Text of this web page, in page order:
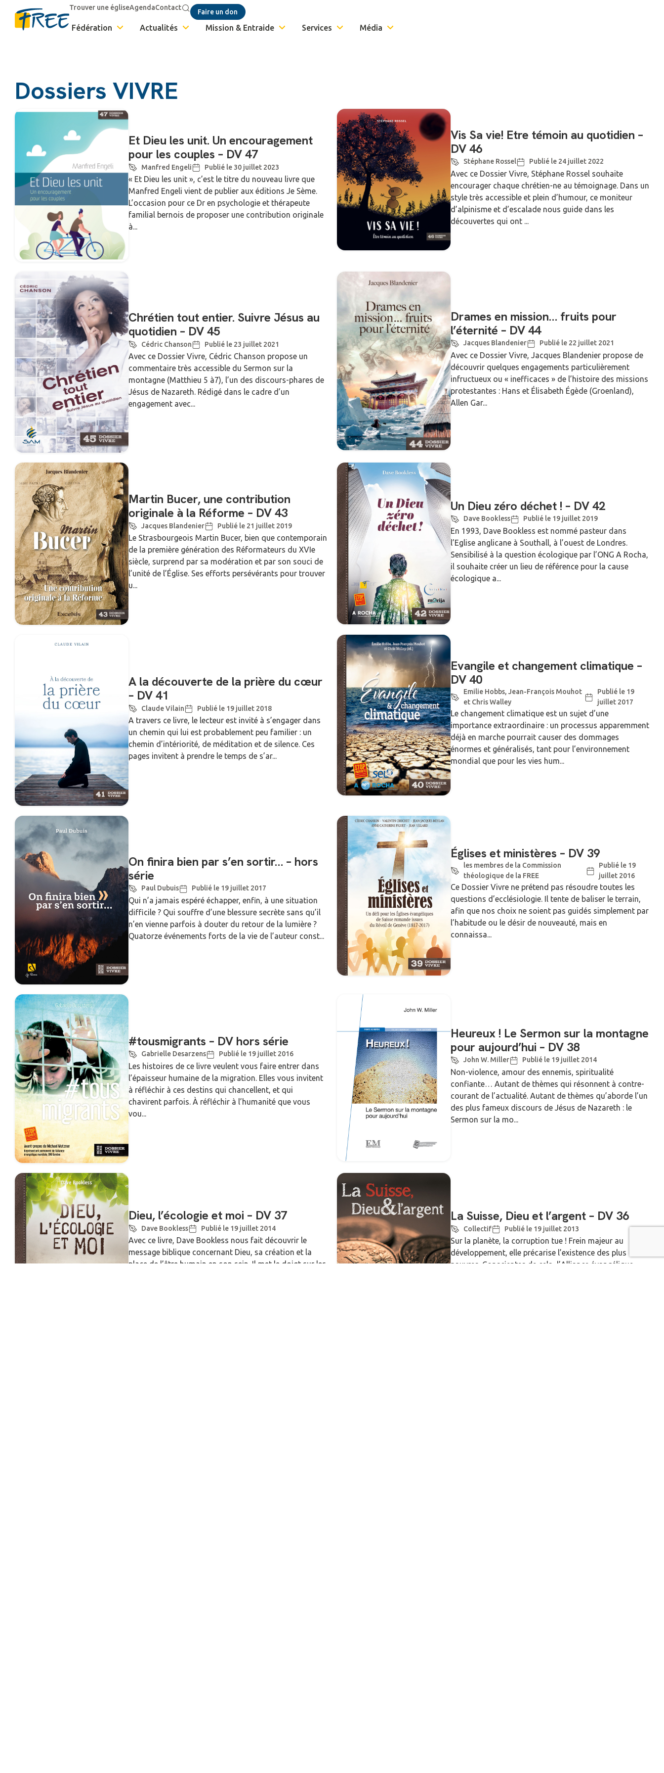
Trouver une égliseAgendaContact
Faire un don
Fédération Actualités Mission & Entraide Services Média
Dossiers VIVRE
Et Dieu les unit. Un encouragement
pour les couples – DV 47
Manfred Engeli Publié le 30 juillet 2023
« Et Dieu les unit », c’est le titre du nouveau livre que
Manfred Engeli vient de publier aux éditions Je Sème.
L’occasion pour ce Dr en psychologie et thérapeute
familial bernois de proposer une contribution originale
à...
Vis Sa vie! Etre témoin au quotidien –
DV 46
Stéphane Rossel Publié le 24 juillet 2022
Avec ce Dossier Vivre, Stéphane Rossel souhaite
encourager chaque chrétien-ne au témoignage. Dans un
style très accessible et plein d’humour, ce moniteur
d’alpinisme et d’escalade nous guide dans les
découvertes qui ont ...
Chrétien tout entier. Suivre Jésus au
quotidien – DV 45
Cédric Chanson Publié le 23 juillet 2021
Avec ce Dossier Vivre, Cédric Chanson propose un
commentaire très accessible du Sermon sur la
montagne (Matthieu 5 à7), l’un des discours-phares de
Jésus de Nazareth. Rédigé dans le cadre d’un
engagement avec...
Drames en mission… fruits pour
l’éternité – DV 44
Jacques Blandenier Publié le 22 juillet 2021
Avec ce Dossier Vivre, Jacques Blandenier propose de
découvrir quelques engagements particulièrement
infructueux ou « inefficaces » de l’histoire des missions
protestantes : Hans et Élisabeth Égède (Groenland),
Allen Gar...
Martin Bucer, une contribution
originale à la Réforme – DV 43
Jacques Blandenier Publié le 21 juillet 2019
Le Strasbourgeois Martin Bucer, bien que contemporain
de la première génération des Réformateurs du XVIe
siècle, surprend par sa modération et par son souci de
l’unité de l’Église. Ses efforts persévérants pour trouver
u...
Un Dieu zéro déchet ! – DV 42
Dave Bookless Publié le 19 juillet 2019
En 1993, Dave Bookless est nommé pasteur dans
l’Eglise anglicane à Southall, à l’ouest de Londres.
Sensibilisé à la question écologique par l’ONG A Rocha,
il souhaite créer un lieu de référence pour la cause
écologique a...
A la découverte de la prière du cœur
– DV 41
Claude Vilain Publié le 19 juillet 2018
A travers ce livre, le lecteur est invité à s’engager dans
un chemin qui lui est probablement peu familier : un
chemin d’intériorité, de méditation et de silence. Ces
pages invitent à prendre le temps de s’ar...
Evangile et changement climatique –
DV 40
Emilie Hobbs, Jean-François Mouhot
et Chris Walley
Publié le 19
juillet 2017
Le changement climatique est un sujet d’une
importance extraordinaire : un processus apparemment
déjà en marche pourrait causer des dommages
énormes et généralisés, tant pour l’environnement
mondial que pour les vies hum...
On finira bien par s’en sortir… – hors
série
Paul Dubuis Publié le 19 juillet 2017
Qui n’a jamais espéré échapper, enfin, à une situation
difficile ? Qui souffre d’une blessure secrète sans qu’il
n’en vienne parfois à douter du retour de la lumière ?
Quatorze événements forts de la vie de l’auteur const...
Églises et ministères – DV 39
les membres de la Commission
théologique de la FREE
Publié le 19
juillet 2016
Ce Dossier Vivre ne prétend pas résoudre toutes les
questions d’ecclésiologie. Il tente de baliser le terrain,
afin que nos choix ne soient pas guidés simplement par
l’habitude ou le désir de nouveauté, mais en
connaissa...
#tousmigrants – DV hors série
Gabrielle Desarzens Publié le 19 juillet 2016
Les histoires de ce livre veulent vous faire entrer dans
l’épaisseur humaine de la migration. Elles vous invitent
à réfléchir à ces destins qui chancellent, et qui
chavirent parfois. À réfléchir à l’humanité que vous
vou...
Heureux ! Le Sermon sur la montagne
pour aujourd’hui – DV 38
John W. Miller Publié le 19 juillet 2014
Non-violence, amour des ennemis, spiritualité
confiante… Autant de thèmes qui résonnent à contre-
courant de l’actualité. Autant de thèmes qu’aborde l’un
des plus fameux discours de Jésus de Nazareth : le
Sermon sur la mo...
Dieu, l’écologie et moi – DV 37
Dave Bookless Publié le 19 juillet 2014
Avec ce livre, Dave Bookless nous fait découvrir le
message biblique concernant Dieu, sa création et la
place de l’être humain en son sein. Il met le doigt sur les
La Suisse, Dieu et l’argent – DV 36
Collectif Publié le 19 juillet 2013
Sur la planète, la corruption tue ! Frein majeur au
développement, elle précarise l’existence des plus
pauvres. Conscientes de cela, l’Alliance évangélique